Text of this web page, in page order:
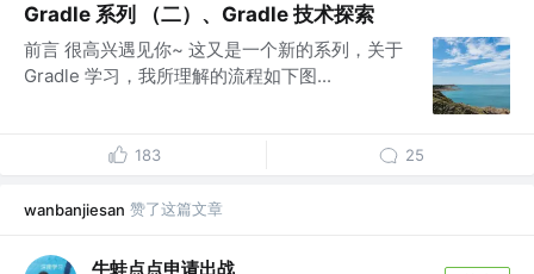
Gradle 系列 （二）、Gradle 技术探索
前言 很高兴遇见你~ 这又是一个新的系列，关于
Gradle 学习，我所理解的流程如下图...
183 25
wanbanjiesan 赞了这篇文章
牛蛙点点申请出战